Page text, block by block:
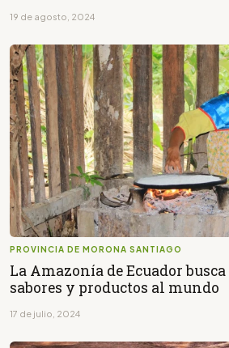
19 de agosto, 2024
PROVINCIA DE MORONA SANTIAGO
La Amazonía de Ecuador
sabores y productos al mundo
17 de julio, 2024